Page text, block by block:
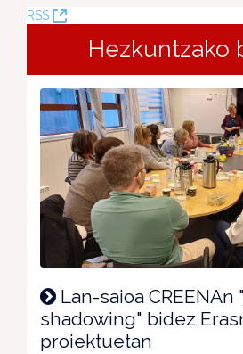
RSS
(Leiho
ireki)Hezkuntzako
Lan-saioa CREENAn
shadowing" bidez
proiektuetan